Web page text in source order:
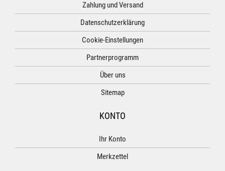
Zahlung und Versand
Datenschutzerklärung
Cookie-Einstellungen
Partnerprogramm
Über uns
Sitemap
KONTO
Ihr Konto
Merkzettel